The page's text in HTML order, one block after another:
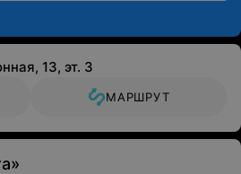
13, эт. 3
МАРШРУТ